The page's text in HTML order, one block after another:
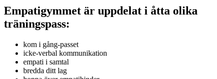
Empatigymmet är uppdelat i åtta olika
träningspass:
kom i gång-passet
icke-verbal kommunikation
empati i samtal
bredda ditt lag